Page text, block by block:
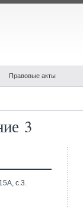
Правовые акты
3
с.3.